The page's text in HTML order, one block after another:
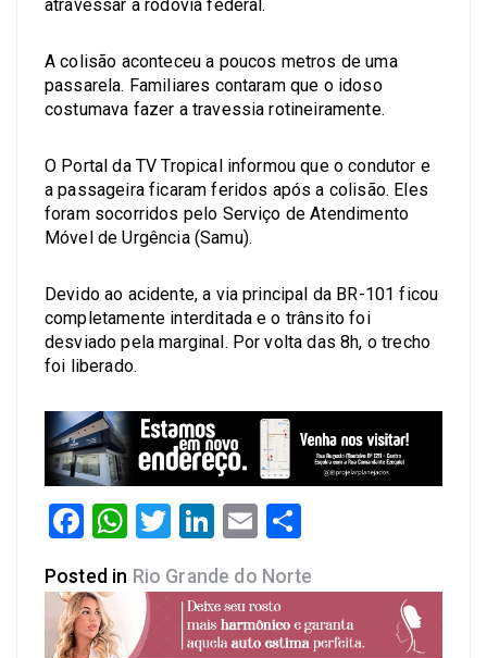
atravessar a rodovia federal.
A colisão aconteceu a poucos metros de uma
passarela. Familiares contaram que o idoso
costumava fazer a travessia rotineiramente.
O Portal da TV Tropical informou que o condutor e
a passageira ficaram feridos após a colisão. Eles
foram socorridos pelo Serviço de Atendimento
Móvel de Urgência (Samu).
Devido ao acidente, a via principal da BR-101 ficou
completamente interditada e o trânsito foi
desviado pela marginal. Por volta das 8h, o trecho
foi liberado.
Facebook
WhatsApp
Twitter
LinkedIn
Email
Posted in Rio Grande do Norte